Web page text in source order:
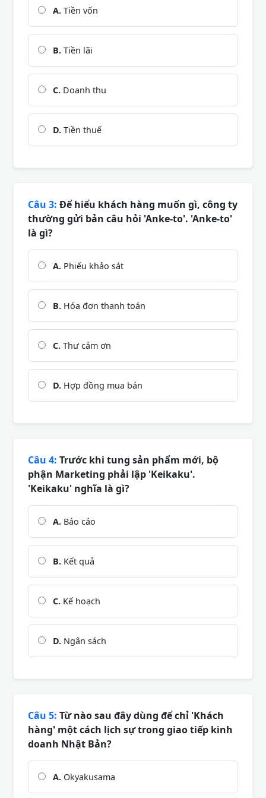
A. Tiền vốn
B. Tiền lãi
C. Doanh thu
D. Tiền thuế
Câu 3: Để hiểu khách hàng muốn gì, công ty
thường gửi bản câu hỏi 'Anke-to'. 'Anke-to'
là gì?
A. Phiếu khảo sát
B. Hóa đơn thanh toán
C. Thư cảm ơn
D. Hợp đồng mua bán
Câu 4: Trước khi tung sản phẩm mới, bộ
phận Marketing phải lập 'Keikaku'.
'Keikaku' nghĩa là gì?
A. Báo cáo
B. Kết quả
C. Kế hoạch
D. Ngân sách
Câu 5: Từ nào sau đây dùng để chỉ 'Khách
hàng' một cách lịch sự trong giao tiếp kinh
doanh Nhật Bản?
A. Okyakusama